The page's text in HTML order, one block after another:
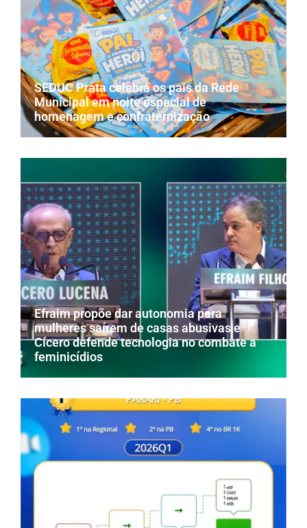
SEDUC Prata celebra os pais da Rede
Municipal em noite especial de
homenagem e confraternização
Efraim propõe dar autonomia para
mulheres saírem de casas abusivas e
Cícero defende tecnologia no combate a
feminicídios